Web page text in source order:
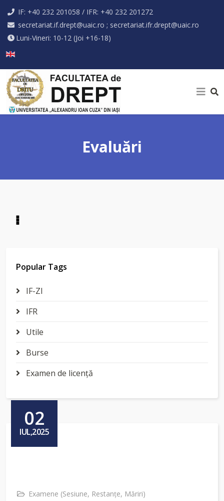
IF: +40 232 201058 / IFR: +40 232 201272
secretariat.if.drept@uaic.ro ; secretariat.ifr.drept@uaic.ro
Luni-Vineri: 10-12 (Joi +16-18)
Evaluări
Popular Tags
IF-ZI
IFR
Utile
Burse
Examen de licenţă
02
IUL,2025
Examene (Sesiune, Restanţe, Măriri)